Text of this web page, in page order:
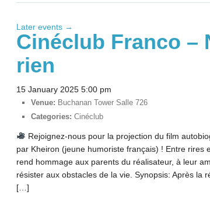
Later events →
Cinéclub Franco –
rien
15 January 2025 5:00 pm
Venue: Buchanan Tower Salle 726
Categories: Cinéclub
Rejoignez-nous pour la projection du film
par Kheiron (jeune humoriste français) ! Entre rires
rend hommage aux parents du réalisateur, à leur
résister aux obstacles de la vie. Synopsis: Après la
[…]